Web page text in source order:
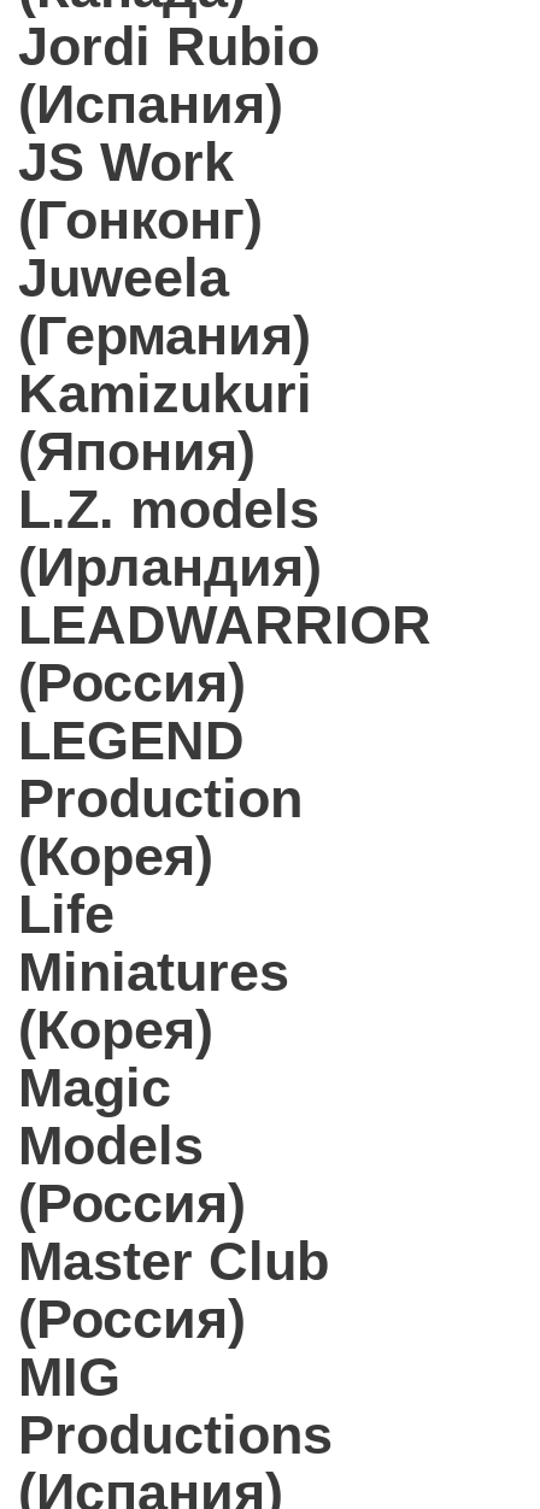
Jordi Rubio
(Испания)
JS Work
(Гонконг)
Juweela
(Германия)
Kamizukuri
(Япония)
L.Z. models
(Ирландия)
LEADWARRIOR
(Россия)
LEGEND
Production
(Корея)
Life
Miniatures
(Корея)
Magic
Models
(Россия)
Master Club
(Россия)
MIG
Productions
(Испания)